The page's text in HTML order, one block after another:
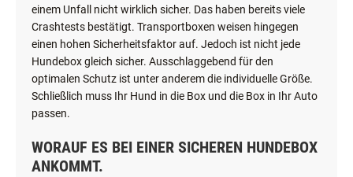
einem Unfall nicht wirklich sicher. Das haben bereits viele
Crashtests bestätigt. Transportboxen weisen hingegen
einen hohen Sicherheitsfaktor auf. Jedoch ist nicht jede
Hundebox gleich sicher. Ausschlaggebend für den
optimalen Schutz ist unter anderem die individuelle Größe.
Schließlich muss Ihr Hund in die Box und die Box in Ihr Auto
passen.
WORAUF ES BEI EINER SICHEREN HUNDEBOX
ANKOMMT.